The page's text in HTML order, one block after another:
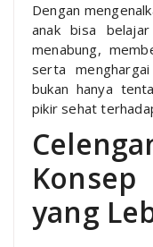
Dengan
anak bisa
menabung,
serta
bukan hanya
pikir sehat
yang